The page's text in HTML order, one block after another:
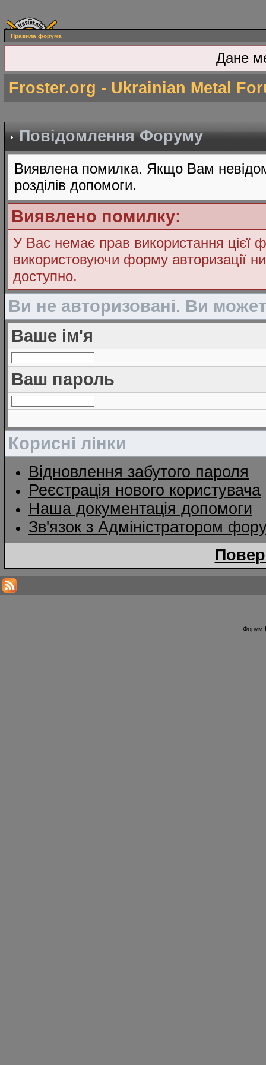
Правила форума
Дане
Froster.org - Ukrainian Metal
Повідомлення Форуму
Виявлена помилка. Якщо Вам
розділів допомоги.
Виявлено помилку:
У Вас немає прав використання цієї
використовуючи форму авторизації
доступно.
Ви не авторизовані. Ви
Ваше ім'я
Ваш пароль
Корисні лінки
Відновлення забутого пароля
Реєстрація нового користувача
Наша документація допомоги
Зв'язок з Адміністратором
Форум